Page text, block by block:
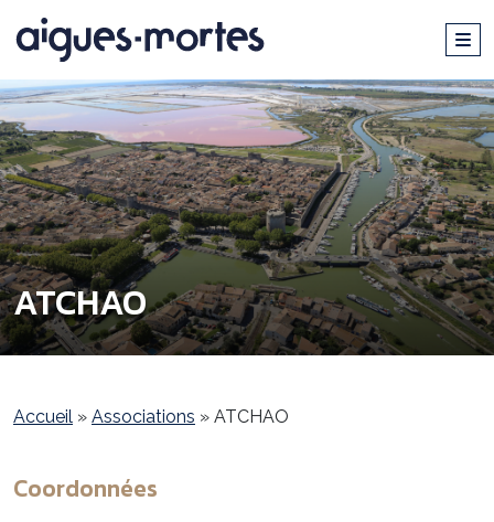
ATCHAO
Accueil » Associations » ATCHAO
Coordonnées